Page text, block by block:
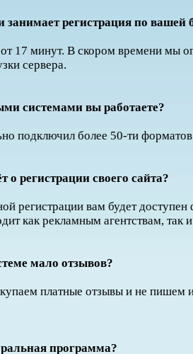
регистрация по вашей
17 минут. В скором времени мы
сервера.
системами вы работаете?
подключил более 50-ти
о регистрации своего сайта?
регистрации вам будет
как рекламным агентствам, так
мало отзывов?
платные отзывы и не пишем
программа?